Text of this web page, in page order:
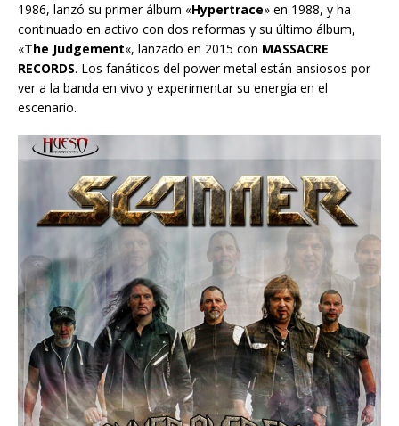
1986, lanzó su primer álbum «Hypertrace» en 1988, y ha
continuado en activo con dos reformas y su último álbum,
«The Judgement«, lanzado en 2015 con MASSACRE
RECORDS. Los fanáticos del power metal están ansiosos por
ver a la banda en vivo y experimentar su energía en el
escenario.